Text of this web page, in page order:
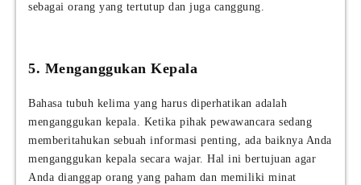
sebagai orang yang tertutup dan juga canggung.
5. Menganggukan Kepala
Bahasa tubuh kelima yang harus diperhatikan adalah
menganggukan kepala. Ketika pihak pewawancara sedang
memberitahukan sebuah informasi penting, ada baiknya Anda
menganggukan kepala secara wajar. Hal ini bertujuan agar
Anda dianggap orang yang paham dan memiliki minat